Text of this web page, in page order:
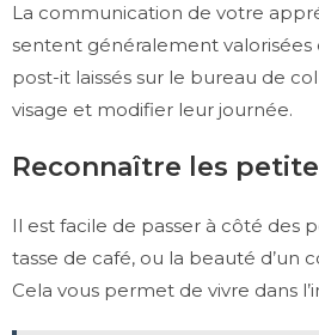
La communication de votre
sentent généralement valorisées
post-it laissés sur le bureau de
visage et modifier leur journée.
Reconnaître les
Il est facile de passer à côté des
tasse de café, ou la beauté
Cela vous permet de vivre dans